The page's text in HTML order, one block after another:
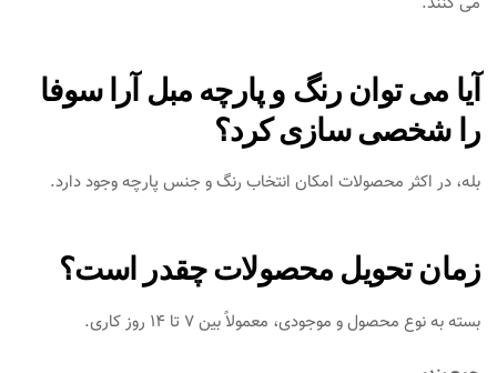
آیا می‌ توان رنگ و پارچه مبل آرا سوفا
را شخصی‌ سازی کرد؟
بله، در اکثر محصولات امکان انتخاب رنگ و جنس پارچه وجود دارد.
زمان تحویل محصولات چقدر است؟
بسته به نوع محصول و موجودی، معمولاً بین 7 تا 14 روز کاری.